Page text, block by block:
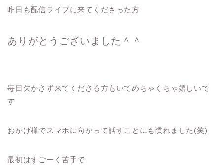
昨日も配信ライブに来てくださった方
ありがとうございました＾＾
毎日欠かさず来てくださる方もいてめちゃくちゃ嬉しいで
す
おかげ様でスマホに向かって話すことにも慣れました(笑)
最初はすごーく苦手で